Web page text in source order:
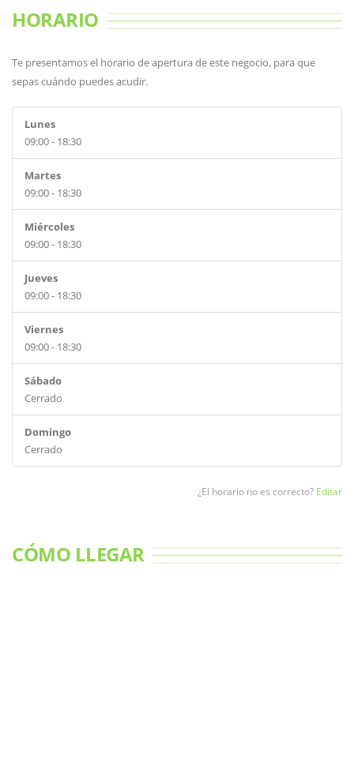
HORARIO
Te presentamos el horario de apertura de este negocio, para que
sepas cuándo puedes acudir.
Lunes
09:00 - 18:30
Martes
09:00 - 18:30
Miércoles
09:00 - 18:30
Jueves
09:00 - 18:30
Viernes
09:00 - 18:30
Sábado
Cerrado
Domingo
Cerrado
¿El horario no es correcto? Editar
CÓMO LLEGAR